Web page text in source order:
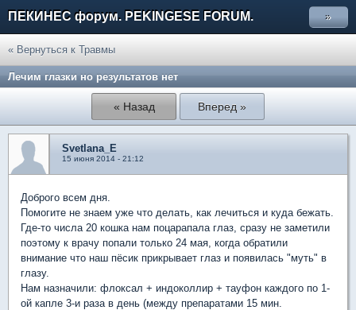
ПЕКИНЕС форум. PEKINGESE FORUM. »
« Вернуться к Травмы
Лечим глазки но результатов нет
« Назад Вперед »
Svetlana_E
15 июня 2014 - 21:12
Доброго всем дня.
Помогите не знаем уже что делать, как лечиться и куда бежать.
Где-то числа 20 кошка нам поцарапала глаз, сразу не заметили
поэтому к врачу попали только 24 мая, когда обратили
внимание что наш пёсик прикрывает глаз и появилась "муть" в
глазу.
Нам назначили: флоксал + индоколлир + тауфон каждого по 1-
ой капле 3-и раза в день (между препаратами 15 мин.